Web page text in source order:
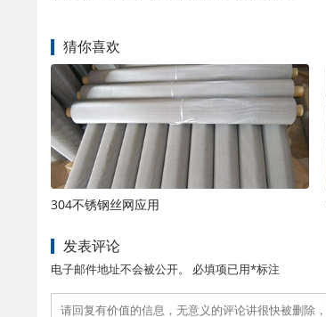
猜你喜欢
304不锈钢丝网应用
发表评论
电子邮件地址不会被公开。 必填项已用*标注